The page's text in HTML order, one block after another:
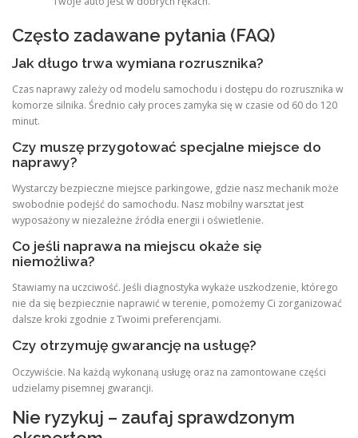
Często zadawane pytania (FAQ)
Jak długo trwa wymiana rozrusznika?
Czas naprawy zależy od modelu samochodu i dostępu do rozrusznika w
komorze silnika. Średnio cały proces zamyka się w czasie od 60 do 120
minut.
Czy muszę przygotować specjalne miejsce do
naprawy?
Wystarczy bezpieczne miejsce parkingowe, gdzie nasz mechanik może
swobodnie podejść do samochodu. Nasz mobilny warsztat jest
wyposażony w niezależne źródła energii i oświetlenie.
Co jeśli naprawa na miejscu okaże się
niemożliwa?
Stawiamy na uczciwość. Jeśli diagnostyka wykaże uszkodzenie, którego
nie da się bezpiecznie naprawić w terenie, pomożemy Ci zorganizować
dalsze kroki zgodnie z Twoimi preferencjami.
Czy otrzymuję gwarancję na usługę?
Oczywiście. Na każdą wykonaną usługę oraz na zamontowane części
udzielamy pisemnej gwarancji.
Nie ryzykuj – zaufaj sprawdzonym